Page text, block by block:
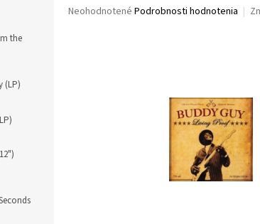
the
(LP)
Priemerné
Neohodnotené Podrobnosti hodnotenia